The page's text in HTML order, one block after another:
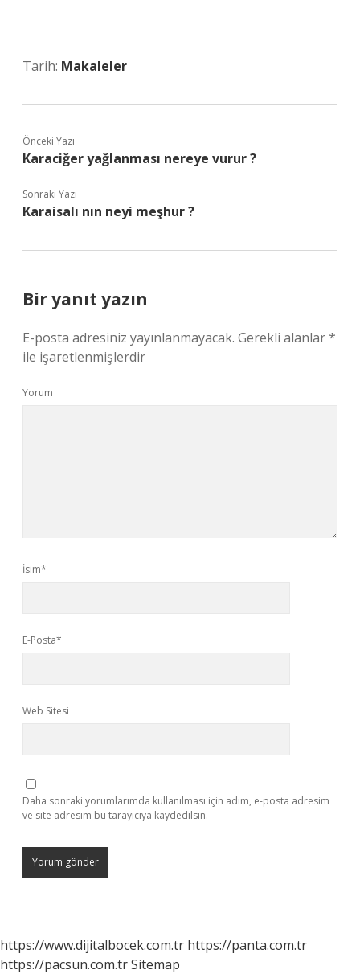
Tarih: Makaleler
Önceki Yazı
Karaciğer yağlanması nereye vurur ?
Sonraki Yazı
Karaisalı nın neyi meşhur ?
Bir yanıt yazın
E-posta adresiniz yayınlanmayacak. Gerekli alanlar*
ile işaretlenmişlerdir
Yorum
İsim*
E-Posta*
Web Sitesi
Daha sonraki yorumlarımda kullanılması için adım, e-posta adresim
ve site adresim bu tarayıcıya kaydedilsin.
https://www.dijitalbocek.com.tr https://panta.com.tr
https://pacsun.com.trSitemap